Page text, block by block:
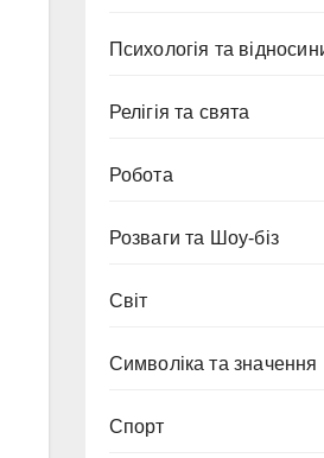
Психологія та
Релігія та свята
Робота
Розваги та Шоу-біз
Світ
Символіка та значення
Спорт